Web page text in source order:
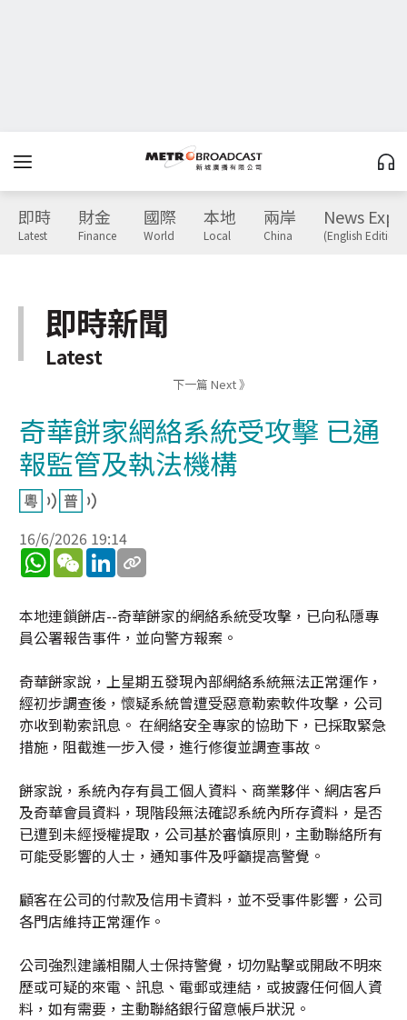
即時
Latest
財金
Finance
國際
World
本地
Local
兩岸
China
News
(English Edition)
即時新聞
Latest
下一篇 Next 》
奇華餅家網絡系統受攻擊 已通
報監管及執法機構
16/6/2026 19:14
WhatsApp
WeChatLinkedIn
本地連鎖餅店--奇華餅家的網絡系統受攻擊，已向私隱專
員公署報告事件，並向警方報案。
奇華餅家說，上星期五發現內部網絡系統無法正常運作，
經初步調查後，懷疑系統曾遭受惡意勒索軟件攻擊，公司
亦收到勒索訊息。 在網絡安全專家的協助下，已採取緊急
措施，阻截進一步入侵，進行修復並調查事故。
餅家說，系統內存有員工個人資料、商業夥伴、網店客戶
及奇華會員資料，現階段無法確認系統內所存資料，是否
已遭到未經授權提取，公司基於審慎原則，主動聯絡所有
可能受影響的人士，通知事件及呼籲提高警覺。
顧客在公司的付款及信用卡資料，並不受事件影響，公司
各門店維持正常運作。
公司強烈建議相關人士保持警覺，切勿點擊或開啟不明來
歷或可疑的來電、訊息、電郵或連結，或披露任何個人資
料，如有需要，主動聯絡銀行留意帳戶狀況。